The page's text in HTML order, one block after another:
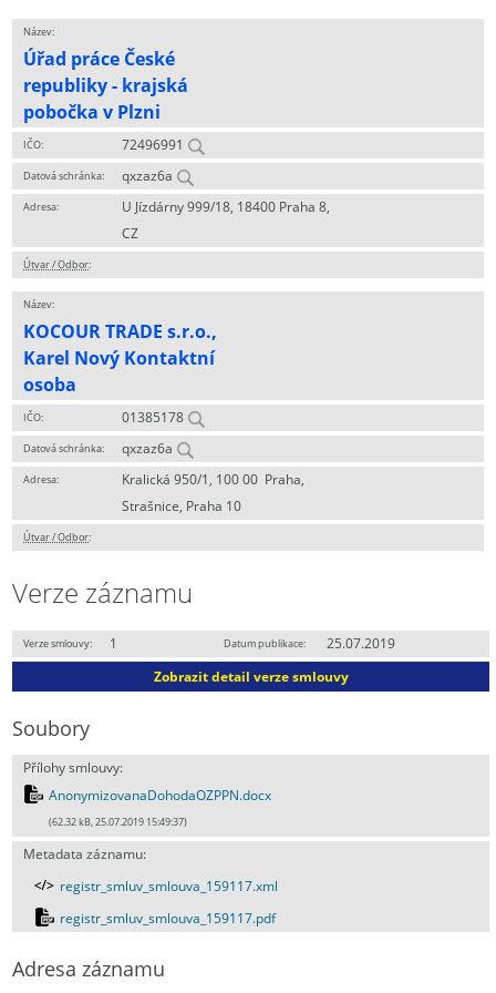
Název:
Úřad práce České
republiky - krajská
pobočka v Plzni
IČO: 72496991
Datová schránka: qxzaz6a
Adresa:
U Jízdárny 999/18, 18400 Praha 8,
CZ
Útvar / Odbor:
Název:
KOCOUR TRADE s.r.o.,
Karel Nový Kontaktní
osoba
IČO: 01385178
Datová schránka: qxzaz6a
Adresa:
Kralická 950/1, 100 00 Praha,
Strašnice, Praha 10
Útvar / Odbor:
Verze záznamu
Verze smlouvy: 1 Datum publikace:
25.07.2019
Zobrazit detail verze smlouvy
Soubory
Přílohy smlouvy:
AnonymizovanaDohodaOZPPN.docx
(62.32 kB, 25.07.2019 15:49:37)
Metadata záznamu:
registr_smluv_smlouva_159117.xml
registr_smluv_smlouva_159117.pdf
Adresa záznamu